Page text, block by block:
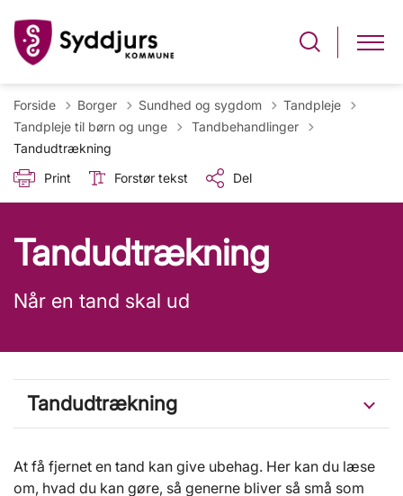
Forside Borger Sundhed og sygdom
Tandpleje
Tandpleje til børn og unge
Tilbage til
Tandbehandlinger
Tandudtrækning
Print
Forstør tekst Del
Tandudtrækning
Når en tand skal ud
Tandudtrækning
At få fjernet en tand kan give ubehag. Her kan du læse
om, hvad du kan gøre, så generne bliver så små som